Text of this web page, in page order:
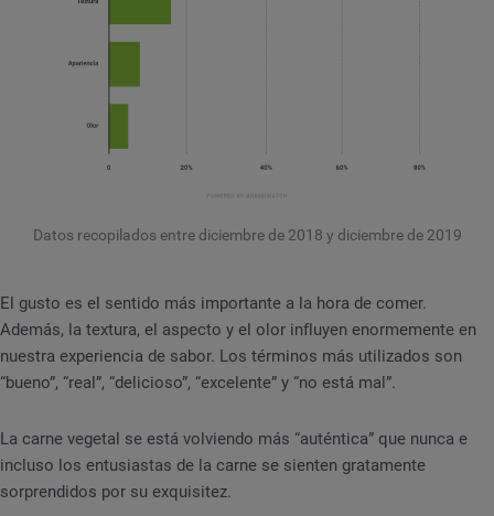
Datos recopilados entre diciembre de 2018 y diciembre de 2019
El gusto es el sentido más importante a la hora de comer.
Además, la textura, el aspecto y el olor influyen enormemente en
nuestra experiencia de sabor. Los términos más utilizados son
“bueno”, “real”, “delicioso”, “excelente” y “no está mal”.
La carne vegetal se está volviendo más “auténtica” que nunca e
incluso los entusiastas de la carne se sienten gratamente
sorprendidos por su exquisitez.